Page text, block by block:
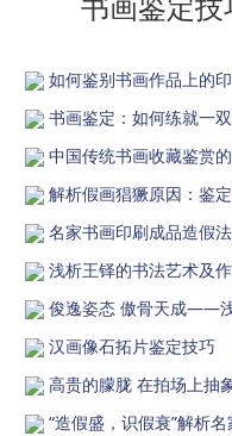
如何鉴别书画作品上的
书画鉴定：如何练就一
中国传统书画收藏鉴赏
解析假画猖獗原因：鉴
名家书画印刷成品造假
浅析王铎的书法艺术及
俊逸姿态 傲骨天成——
汉画像石拓片鉴定技巧
高贵的朦胧 在拍场上抽
“造假盛，识假衰”解析